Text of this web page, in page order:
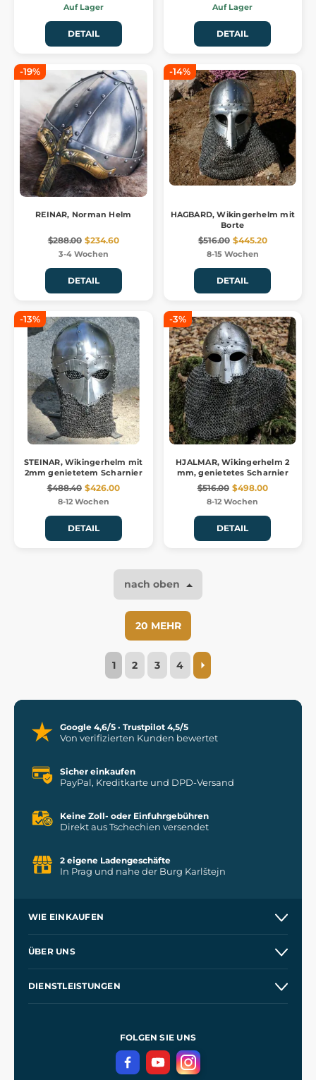
Auf Lager
DETAIL
Auf Lager
DETAIL
-19%
REINAR, Norman Helm
$288.00 $234.60
3-4 Wochen
DETAIL
-14%
HAGBARD, Wikingerhelm mit
Borte
$516.00 $445.20
8-15 Wochen
DETAIL
-13%
STEINAR, Wikingerhelm mit
2mm genietetem Scharnier
$488.40 $426.00
8-12 Wochen
DETAIL
-3%
HJALMAR, Wikingerhelm 2
mm, genietetes Scharnier
$516.00 $498.00
8-12 Wochen
DETAIL
nach oben
20 MEHR
1 2 3 4
Google 4,6/5 · Trustpilot 4,5/5
Von verifizierten Kunden bewertet
Sicher einkaufen
PayPal, Kreditkarte und DPD-Versand
Keine Zoll- oder Einfuhrgebühren
Direkt aus Tschechien versendet
2 eigene Ladengeschäfte
In Prag und nahe der Burg Karlštejn
WIE EINKAUFEN
Großhandel
ÜBER UNS
DIENSTLEISTUNGEN
GeschäftsbedingungenFOLGEN SIE UNS